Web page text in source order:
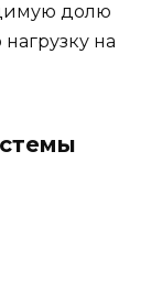
долю
на